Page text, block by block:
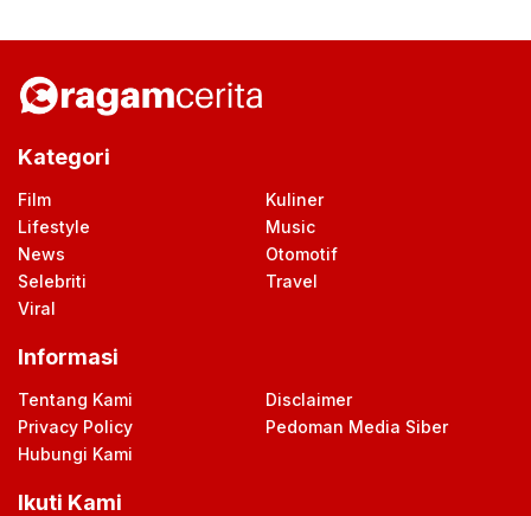
Kategori
Film
Kuliner
Lifestyle
Music
News
Otomotif
Selebriti
Travel
Viral
Informasi
Tentang Kami
Disclaimer
Privacy Policy
Pedoman Media Siber
Hubungi Kami
Ikuti Kami